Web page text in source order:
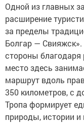
Одной из главных
расширение
за пределы
Болгар — Свияжск».
стороны благодаря
место здесь
маршрут вдоль
350 километров, с
Тропа формирует
природы, истории и